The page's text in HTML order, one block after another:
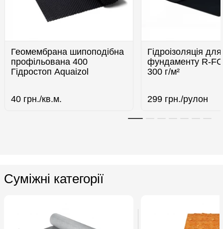
Геомембрана шипоподібна
профільована 400
Гідростоп Aquaizol
40 грн./кв.м.
Гідроізоляція для
фундаменту R-
300 г/м²
299 грн./рулон
Суміжні категорії